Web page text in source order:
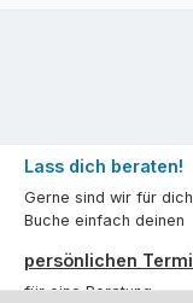
Lass dich beraten!
Gerne sind wir für
Buche einfach deinen
persönlichen
für eine Beratung.